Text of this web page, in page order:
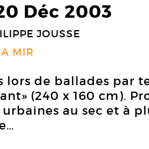
Déc 2003
JOUSSE
MIR
lors de ballades par
(240 x 160 cm).
au sec et à